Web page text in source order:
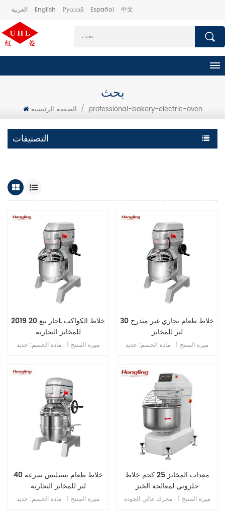
العربية English Русский Español 中文
بحث
الصفحة الرئيسية / professional-bakery-electric-oven
التصنيفات
2019 حار بيع 20L خلاط الكواكب
للمخابز التجارية
ميزة المنتج 1 . مادة الجسم: حديد
ثلاث وظائف 5 . بخطاف , الكرة ,
ضرب . 6 . علبة تروس حمام الزيت .
حارس السلامة
خلاط طعام تجاري غير متدرج 30
لتر للمخابز
ميزة المنتج 1 . مادة الجسم: حديد
محرك دفع نحاسي . 4 . ثلاث سرعات
ثلاث وظائف 5 . بخطاف , الكرة , فوز
ناقل الحركة بالحزام . 8 . مع حارس
السلامة
خلاط طعام ستبليس سرعة 40
لتر للمخابز التجارية
ميزة المنتج 1 . مادة الجسم: حديد
معدات المخابز 25 كجم خلاط
حلزوني لمعالجة الخبز
ميزة المنتج 1 . محرك عالي الجودة